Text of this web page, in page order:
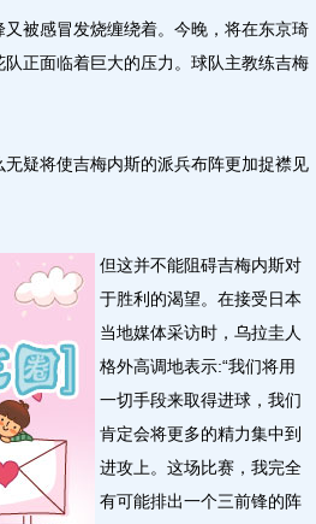
被感冒发烧缠绕着。今晚，将在东京琦
正面临着巨大的压力。球队主教练吉梅
疑将使吉梅内斯的派兵布阵更加捉襟见
但这并不能阻碍吉梅内斯对
于胜利的渴望。在接受日本
当地媒体采访时，乌拉圭人
格外高调地表示:“我们将用
一切手段来取得进球，我们
肯定会将更多的精力集中到
进攻上。这场比赛，我完全
有可能排出一个三前锋的阵